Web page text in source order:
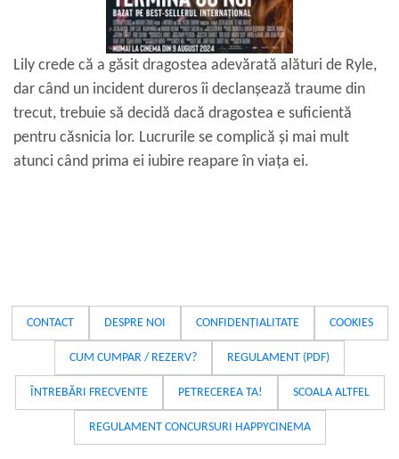
Lily crede că a găsit dragostea adevărată alături de Ryle,
dar când un incident dureros îi declanșează traume din
trecut, trebuie să decidă dacă dragostea e suficientă
pentru căsnicia lor. Lucrurile se complică și mai mult
atunci când prima ei iubire reapare în viața ei.
CONTACT DESPRE NOI CONFIDENȚIALITATE COOKIES
CUM CUMPAR / REZERV? REGULAMENT (PDF)
ÎNTREBĂRI FRECVENTE PETRECEREA TA! SCOALA ALTFEL
REGULAMENT CONCURSURI HAPPYCINEMA